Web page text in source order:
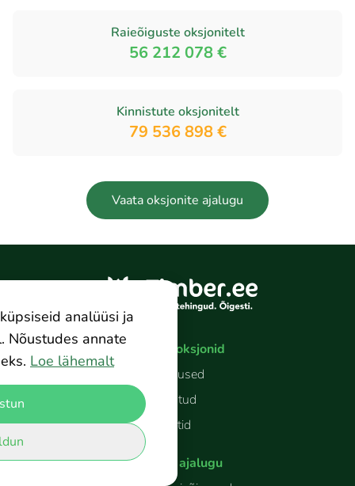
Raieõiguste oksjonitelt
56 212 078 €
Kinnistute oksjonitelt
79 536 898 €
Vaata oksjonite ajalugu
analüüsi ja
Nõustudes annate
Loe lähemalt
Aktiivsed oksjonid
Raieõigused
Kinnistud
Paketid
Oksjonite ajalugu